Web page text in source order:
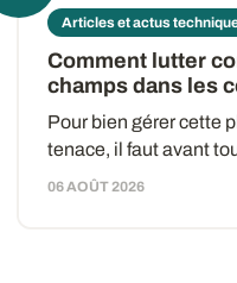
Articles et actus
Comment lutter
champs dans les
Pour bien gérer cette
tenace, il faut avant
06 AOÛT 2026